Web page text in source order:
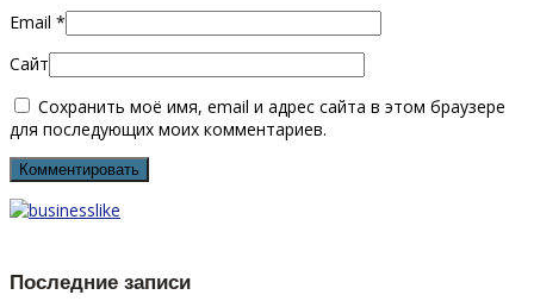
Email *
Сайт
Сохранить моё имя, email и адрес сайта в этом браузере
для последующих моих комментариев.
Последние записи